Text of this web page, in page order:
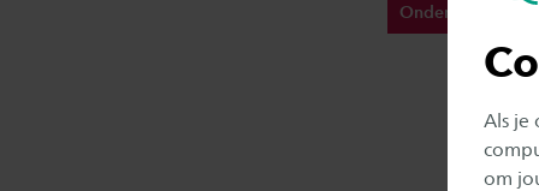
Als je
om
Onderwijs